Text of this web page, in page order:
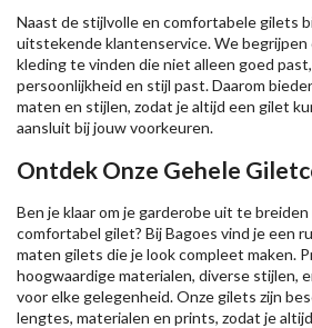
Naast de stijlvolle en comfortabele gilets
uitstekende klantenservice. We begrijpen
kleding te vinden die niet alleen goed
persoonlijkheid en stijl past. Daarom
maten en stijlen, zodat je altijd een gilet
aansluit bij jouw voorkeuren.
Ontdek Onze Gehele
Ben je klaar om je garderobe uit te
comfortabel gilet? Bij Bagoes vind je een
maten gilets die je look compleet maken.
hoogwaardige materialen, diverse stijlen,
voor elke gelegenheid. Onze gilets zijn
lengtes, materialen en prints, zodat je